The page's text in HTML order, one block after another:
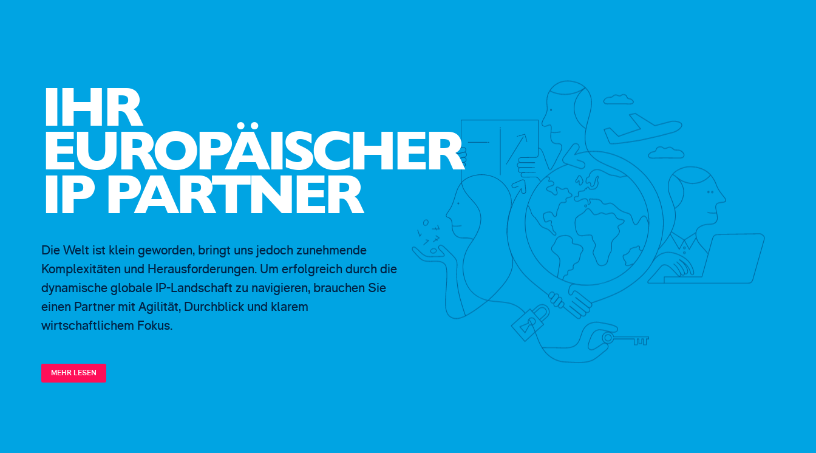
IHR
EUROPÄISCHER
IP PARTNER
Die Welt ist klein geworden, bringt uns jedoch zunehmende
Komplexitäten und Herausforderungen. Um erfolgreich durch die
dynamische globale IP-Landschaft zu navigieren, brauchen Sie
einen Partner mit Agilität, Durchblick und klarem
wirtschaftlichem Fokus.
MEHR LESEN